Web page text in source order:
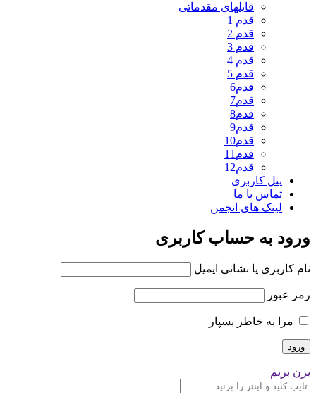
فایلهای مقدماتی
قدم 1
قدم 2
قدم 3
قدم 4
قدم 5
قدم6
قدم7
قدم8
قدم9
قدم10
قدم11
قدم12
پنل کاربری
تماس با ما
لینک های انجمن
ورود به حساب کاربری
نام کاربری یا نشانی ایمیل
رمز عبور
مرا به خاطر بسپار
بزن بریم